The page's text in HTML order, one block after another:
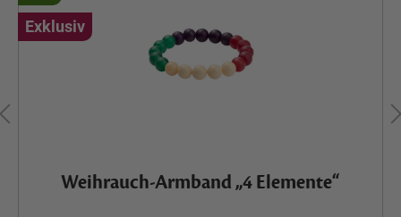
Exklusiv
Weihrauch-Armband „4 Elemente“